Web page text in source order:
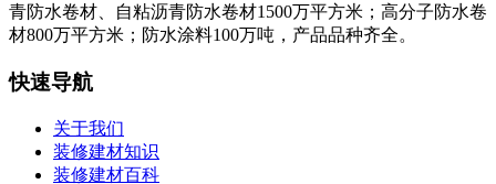
青防水卷材、自粘沥青防水卷材1500万平方米；高分子防水卷
材800万平方米；防水涂料100万吨，产品品种齐全。
快速导航
关于我们
装修建材知识
装修建材百科